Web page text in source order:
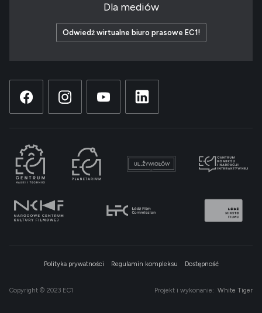
Dla mediów
Odwiedź wirtualne biuro prasowe EC1!
Polityka prywatności Regulamin kompleksu Dostępność
Copyright © 2023 EC1 Projekt i wykonanie: White Tiger